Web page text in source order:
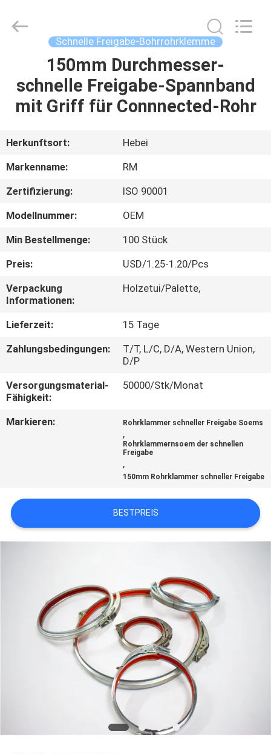
PRODUKTE
ÜBER
UNS
WERKSBESICHTIGUNG
QUALITÄTSKONTROLLE
KONTAKT
MIT
UNS
NACHRICHTEN
FÄLLE
POLICY
CO.,LTD.
Schnelle Freigabe-Bohrrohrklemme
150mm Durchmesser-
schnelle Freigabe-Spannband
mit Griff für Connnected-Rohr
Herkunftsort:
Hebei
Markenname:
RM
Zertifizierung:
ISO 90001
Modellnummer:
OEM
Min Bestellmenge:
100 Stück
Preis:
USD/1.25-1.20/Pcs
Verpackung
Informationen:
Holzetui/Palette,
Lieferzeit:
15 Tage
Zahlungsbedingungen:
T/T, L/C, D/A, Western Union,
D/P
Versorgungsmaterial-
Fähigkeit:
50000/Stk/Monat
Markieren: Rohrklammer schneller Freigabe Soems
,
Rohrklammernsoem der schnellen
Freigabe
,
150mm Rohrklammer schneller Freigabe
BESTPREIS